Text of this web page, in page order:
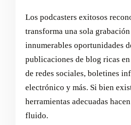
Los podcasters exitosos
transforma una sola
innumerables oportunidades
publicaciones de blog ricas
de redes sociales, boletines
electrónico y más. Si bien
herramientas adecuadas
fluido.